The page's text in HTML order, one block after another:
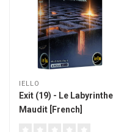
IELLO
Exit (19) - Le Labyrinthe
Maudit [French]